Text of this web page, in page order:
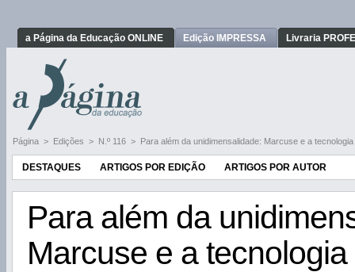
a Página da Educação ONLINE Edição IMPRESSA Livraria
Página > Edições > N.º 116 > Para além da unidimensalidade: Marcuse e a tecnologia
DESTAQUES ARTIGOS POR EDIÇÃO ARTIGOS POR AUTOR
Para além da
Marcuse e a tecnologia